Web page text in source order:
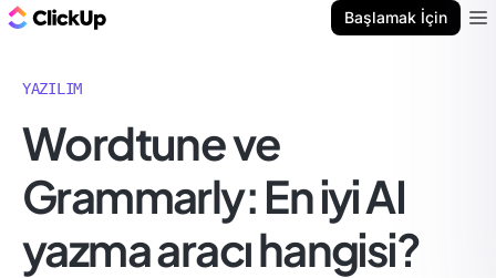
Başlamak İçin
YAZILIM
Wordtune ve
Grammarly: En iyi AI
yazma aracı hangisi?